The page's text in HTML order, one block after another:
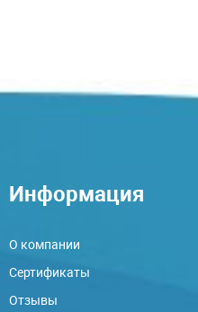
Информация
О компании
Сертификаты
Отзывы